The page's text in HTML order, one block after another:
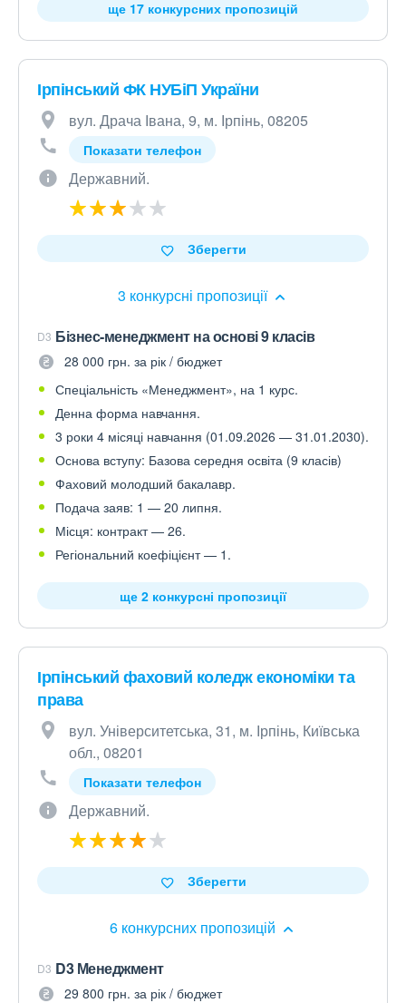
ще 17 конкурсних пропозицій
Ірпінський ФК НУБіП України
вул. Драча Івана, 9, м. Ірпінь, 08205
Показати телефон
Державний.
3 конкурсні пропозиції
Зберегти
D3 Бізнес-менеджмент на основі 9 класів
28 000 грн. за рік / бюджет
Спеціальність «Менеджмент», на 1 курс.
Денна форма навчання.
3 роки 4 місяці навчання (01.09.2026 — 31.01.2030).
Основа вступу: Базова середня освіта (9 класів)
Фаховий молодший бакалавр.
Подача заяв: 1 — 20 липня.
Місця: контракт — 26.
Регіональний коефіцієнт — 1.
ще 2 конкурсні пропозиції
Ірпінський фаховий коледж економіки та
права
вул. Університетська, 31, м. Ірпінь, Київська
обл., 08201
Показати телефон
Державний.
6 конкурсних пропозицій
Зберегти
D3 D3 Менеджмент
29 800 грн. за рік / бюджет